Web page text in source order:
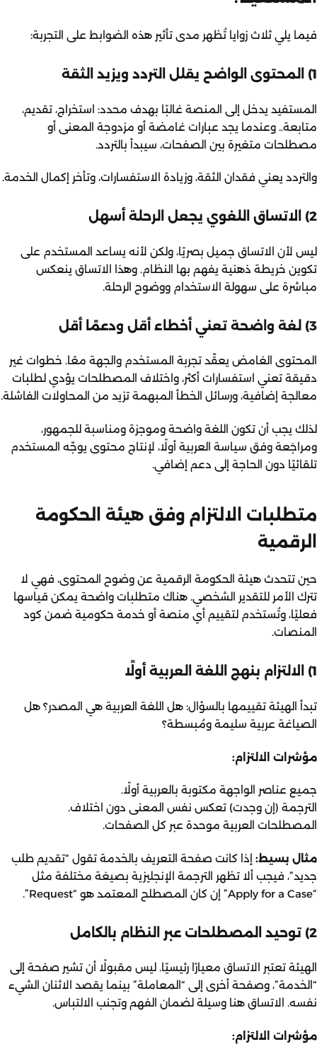
فيما يلي ثلاث زوايا تُظهر مدى تأثير هذه الضوابط على التجربة:
1) المحتوى الواضح يقلل التردد ويزيد الثقة
المستفيد يدخل إلى المنصة غالبًا بهدف محدد: استخراج، تقديم،
متابعة.. وعندما يجد عبارات غامضة أو مزدوجة المعنى أو
مصطلحات متغيرة بين الصفحات، سيبدأ بالتردد.
والتردد يعني فقدان الثقة، وزيادة الاستفسارات، وتأخر إكمال الخدمة.
2) الاتساق اللغوي يجعل الرحلة أسهل
ليس لأن الاتساق جميل بصريًا، ولكن لأنه يساعد المستخدم على
تكوين خريطة ذهنية يفهم بها النظام. وهذا الاتساق ينعكس
مباشرة على سهولة الاستخدام ووضوح الرحلة.
3) لغة واضحة تعني أخطاء أقل ودعمًا أقل
المحتوى الغامض يعقّد تجربة المستخدم والجهة معًا. خطوات غير
دقيقة تعني استفسارات أكثر، واختلاف المصطلحات يؤدي لطلبات
معالجة إضافية، ورسائل الخطأ المبهمة تزيد من المحاولات الفاشلة.
لذلك يجب أن تكون اللغة واضحة وموجزة ومناسبة للجمهور،
ومراجَعة وفق سياسة العربية أولًا، لإنتاج محتوى يوجّه المستخدم
تلقائيًا دون الحاجة إلى دعم إضافي.
متطلبات الالتزام وفق هيئة الحكومة
الرقمية
حين تتحدث هيئة الحكومة الرقمية عن وضوح المحتوى، فهي لا
تترك الأمر للتقدير الشخصي. هناك متطلبات واضحة يمكن قياسها
فعليًا، وتُستخدم لتقييم أي منصة أو خدمة حكومية ضمن كود
المنصات.
1) الالتزام بنهج اللغة العربية أولًا
تبدأ الهيئة تقييمها بالسؤال: هل اللغة العربية هي المصدر؟ هل
الصياغة عربية سليمة ومُبسطة؟
مؤشرات الالتزام:
جميع عناصر الواجهة مكتوبة بالعربية أولًا.
الترجمة (إن وجدت) تعكس نفس المعنى دون اختلاف.
المصطلحات العربية موحدة عبر كل الصفحات.
مثال بسيط: إذا كانت صفحة التعريف بالخدمة تقول “تقديم طلب
جديد”، فيجب ألا تظهر الترجمة الإنجليزية بصيغة مختلفة مثل
“Apply for a Case” إن كان المصطلح المعتمد هو “Request”.
2) توحيد المصطلحات عبر النظام بالكامل
الهيئة تعتبر الاتساق معيارًا رئيسيًا. ليس مقبولًا أن تشير صفحة إلى
“الخدمة”، وصفحة أخرى إلى “المعاملة” بينما يقصد الاثنان الشيء
نفسه. الاتساق هنا وسيلة لضمان الفهم وتجنب الالتباس.
مؤشرات الالتزام: